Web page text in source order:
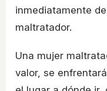
inmediatamente
maltratador.
Una mujer
valor, se